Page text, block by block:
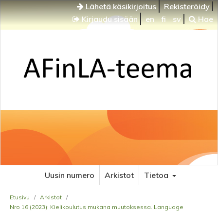
Lähetä käsikirjoitus
Rekisteröidy
Kirjaudu sisään
en fi sv Hae
Uusin numero Arkistot Tietoa
Etusivu / Arkistot /
Nro 16 (2023): Kielikoulutus mukana muutoksessa. Language